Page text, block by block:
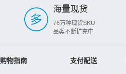
海量现货
76万种现货SKU
品类不断扩充中
购物指南 支付配送